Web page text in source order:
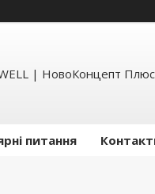
| НовоКонцепт Плюс
питання